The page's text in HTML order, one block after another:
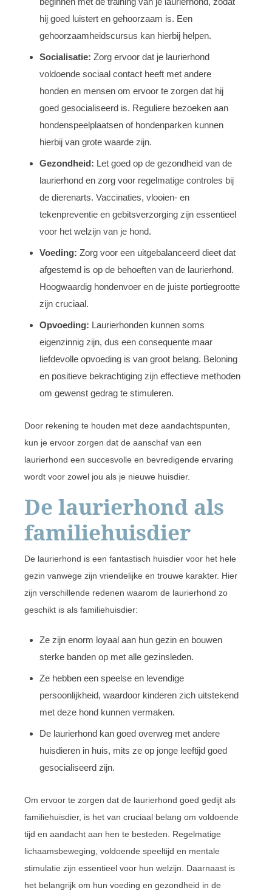
hij goed luistert en gehoorzaam is. Een
gehoorzaamheidscursus kan hierbij helpen.
Socialisatie: Zorg ervoor dat je laurierhond
voldoende sociaal contact heeft met andere
honden en mensen om ervoor te zorgen dat hij
goed gesocialiseerd is. Reguliere bezoeken aan
hondenspeelplaatsen of hondenparken kunnen
hierbij van grote waarde zijn.
Gezondheid: Let goed op de gezondheid van de
laurierhond en zorg voor regelmatige controles bij
de dierenarts. Vaccinaties, vlooien- en
tekenpreventie en gebitsverzorging zijn essentieel
voor het welzijn van je hond.
Voeding: Zorg voor een uitgebalanceerd dieet dat
afgestemd is op de behoeften van de laurierhond.
Hoogwaardig hondenvoer en de juiste portiegrootte
zijn cruciaal.
Opvoeding: Laurierhonden kunnen soms
eigenzinnig zijn, dus een consequente maar
liefdevolle opvoeding is van groot belang. Beloning
en positieve bekrachtiging zijn effectieve methoden
om gewenst gedrag te stimuleren.
Door rekening te houden met deze aandachtspunten,
kun je ervoor zorgen dat de aanschaf van een
laurierhond een succesvolle en bevredigende ervaring
wordt voor zowel jou als je nieuwe huisdier.
De laurierhond als
familiehuisdier
De laurierhond is een fantastisch huisdier voor het hele
gezin vanwege zijn vriendelijke en trouwe karakter. Hier
zijn verschillende redenen waarom de laurierhond zo
geschikt is als familiehuisdier:
Ze zijn enorm loyaal aan hun gezin en bouwen
sterke banden op met alle gezinsleden.
Ze hebben een speelse en levendige
persoonlijkheid, waardoor kinderen zich uitstekend
met deze hond kunnen vermaken.
De laurierhond kan goed overweg met andere
huisdieren in huis, mits ze op jonge leeftijd goed
gesocialiseerd zijn.
Om ervoor te zorgen dat de laurierhond goed gedijt als
familiehuisdier, is het van cruciaal belang om voldoende
tijd en aandacht aan hen te besteden. Regelmatige
lichaamsbeweging, voldoende speeltijd en mentale
stimulatie zijn essentieel voor hun welzijn. Daarnaast is
het belangrijk om hun voeding en gezondheid in de